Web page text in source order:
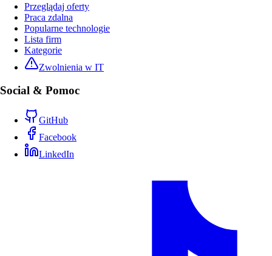
Przeglądaj oferty
Praca zdalna
Popularne technologie
Lista firm
Kategorie
Zwolnienia w IT
Social & Pomoc
GitHub
Facebook
LinkedIn